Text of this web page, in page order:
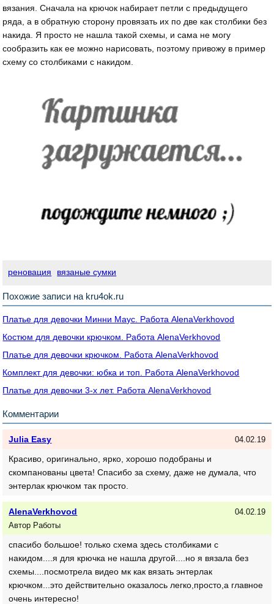
вязания. Сначала на крючок набирает петли с предыдущего
ряда, а в обратную сторону провязать их по две как столбики без
накида. Я просто не нашла такой схемы, и сама не могу
сообразить как ее можно нарисовать, поэтому привожу в пример
схему со столбиками с накидом.
реновация вязаные сумки
Похожие записи на kru4ok.ru
Платье для девочки Минни Маус. Работа AlenaVerkhovod
Костюм для девочки крючком. Работа AlenaVerkhovod
Платье для девочки крючком. Работа AlenaVerkhovod
Комплект для девочки: юбка и топ. Работа AlenaVerkhovod
Платье для девочки 3-х лет. Работа AlenaVerkhovod
Комментарии
Julia Easy 04.02.19
Красиво, оригинально, ярко, хорошо подобраны и
скомпанованы цвета! Спасибо за схему, даже не думала, что
энтерлак крючком так просто.
AlenaVerkhovod
Автор Работы
04.02.19
спасибо большое! только схема здесь столбиками с
накидом....я для крючка не нашла другой....но я вязала без
схемы....посмотрела видео мк как вязать энтерлак
крючком...это действительно оказалось легко,просто,а главное
очень интересно!